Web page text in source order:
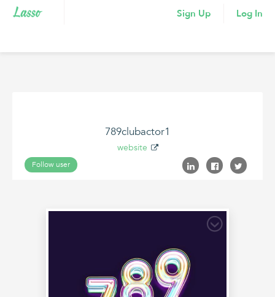
Sign Up Log In
789clubactor1
website
Follow user